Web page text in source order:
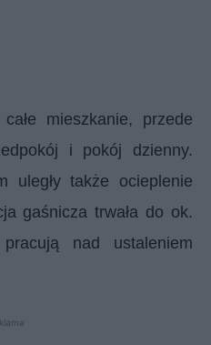
mieszkanie, przede
i pokój dzienny.
uległy także ocieplenie
gaśnicza trwała do ok.
nad ustaleniem